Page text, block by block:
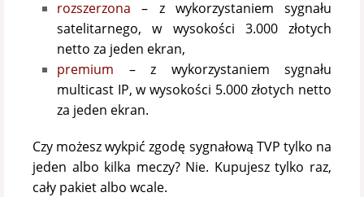
rozszerzona – z wykorzystaniem sygnału
satelitarnego, w wysokości 3.000 złotych
netto za jeden ekran,
premium – z wykorzystaniem sygnału
multicast IP, w wysokości 5.000 złotych netto
za jeden ekran.
Czy możesz wykpić zgodę sygnałową TVP tylko na
jeden albo kilka meczy? Nie. Kupujesz tylko raz,
cały pakiet albo wcale.